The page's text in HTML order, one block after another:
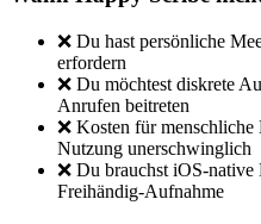
❌ Du hast persönliche
erfordern
❌ Du möchtest diskrete
Anrufen beitreten
❌ Kosten für
Nutzung unerschwinglich
❌ Du brauchst iOS-
Freihändig-Aufnahme